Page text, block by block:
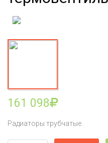
161 098
Радиаторы трубчатые